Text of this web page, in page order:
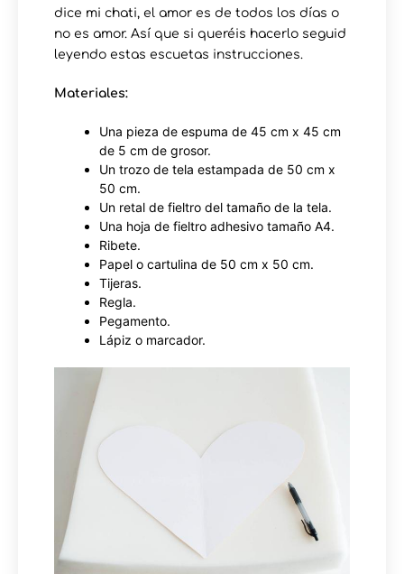
dice mi chati, el amor es de todos los días o
no es amor. Así que si queréis hacerlo seguid
leyendo estas escuetas instrucciones.
Materiales:
Una pieza de espuma de 45 cm x 45 cm
de 5 cm de grosor.
Un trozo de tela estampada de 50 cm x
50 cm.
Un retal de fieltro del tamaño de la tela.
Una hoja de fieltro adhesivo tamaño A4.
Ribete.
Papel o cartulina de 50 cm x 50 cm.
Tijeras.
Regla.
Pegamento.
Lápiz o marcador.